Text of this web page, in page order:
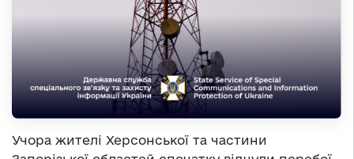
Учора жителі Херсонської та частини